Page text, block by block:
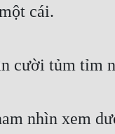
cái.
cười tủm tỉm
nhìn xem